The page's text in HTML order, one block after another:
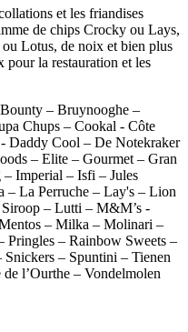
et les friandises
de chips Crocky ou Lays,
Lotus, de noix et bien plus
pour la restauration et les
– Bruynooghe –
Chups – Cookal - Côte
Daddy Cool – De Notekraker
– Elite – Gourmet – Gran
Imperial – Isfi – Jules
– La Perruche – Lay's – Lion
– Lutti – M&M’s -
– Milka – Molinari –
Pringles – Rainbow Sweets –
– Spuntini – Tienen
l’Ourthe – Vondelmolen